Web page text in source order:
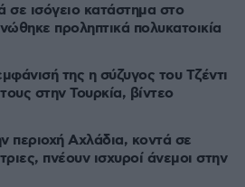
σε ισόγειο κατάστημα στο
προληπτικά πολυκατοικία
της η σύζυγος του Τζέντι
στην Τουρκία, βίντεο
περιοχή Αχλάδια, κοντά σε
πνέουν ισχυροί άνεμοι στην